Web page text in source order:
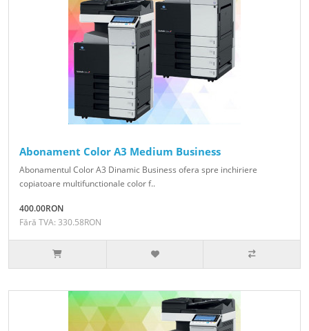
Abonament Color A3 Medium Business
Abonamentul Color A3 Dinamic Business ofera spre inchiriere
copiatoare multifunctionale color f..
400.00RON
Fără TVA: 330.58RON